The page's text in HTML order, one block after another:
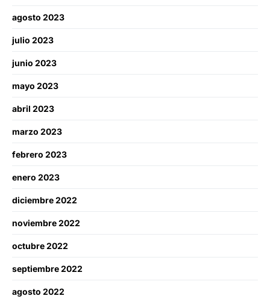
agosto 2023
julio 2023
junio 2023
mayo 2023
abril 2023
marzo 2023
febrero 2023
enero 2023
diciembre 2022
noviembre 2022
octubre 2022
septiembre 2022
agosto 2022